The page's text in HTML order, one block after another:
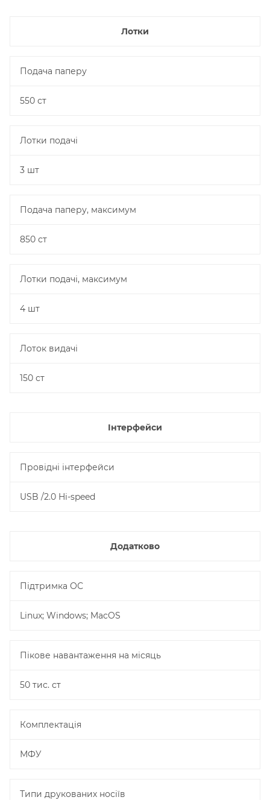
Лотки
Подача паперу
550 ст
Лотки подачі
3 шт
Подача паперу, максимум
850 ст
Лотки подачі, максимум
4 шт
Лоток видачі
150 ст
Інтерфейси
Провідні інтерфейси
USB /2.0 Hi-speed
Додатково
Підтримка ОС
Linux; Windows; MacOS
Пікове навантаження на місяць
50 тис. ст
Комплектація
МФУ
Типи друкованих носіїв